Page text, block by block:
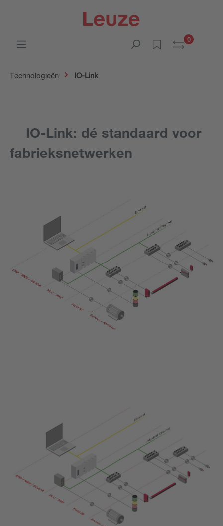
0
Technologieën IO-Link
IO-Link: dé standaard voor
fabrieksnetwerken